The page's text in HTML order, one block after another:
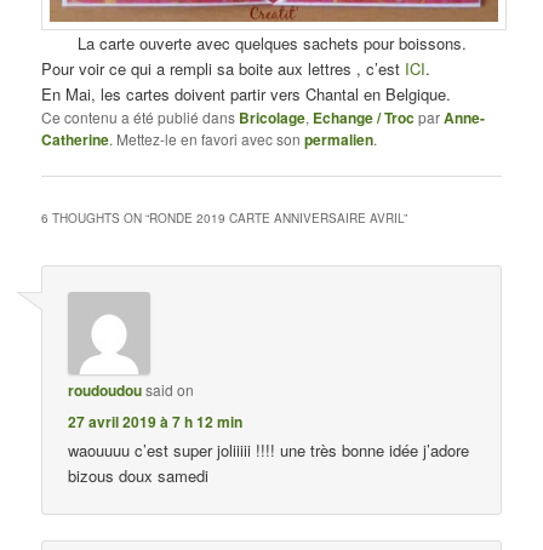
La carte ouverte avec quelques sachets pour boissons.
Pour voir ce qui a rempli sa boite aux lettres , c’est ICI.
En Mai, les cartes doivent partir vers Chantal en Belgique.
Ce contenu a été publié dans Bricolage, Echange / TrocparAnne-
Catherine. Mettez-le en favori avec sonpermalien.
6 THOUGHTS ON “RONDE 2019 CARTE ANNIVERSAIRE AVRIL”
roudoudousaid on
27 avril 2019 à 7 h 12 min
waouuuu c’est super joliiiii !!!! une très bonne idée j’adore
bizous doux samedi